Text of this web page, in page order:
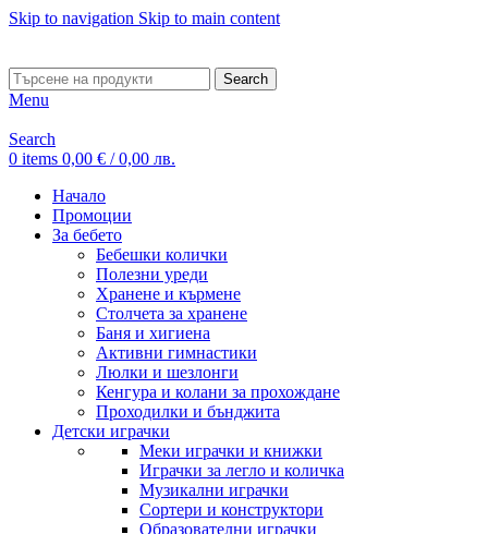
Skip to navigation Skip to main content
Search
Menu
Search
0 items 0,00 € / 0,00 лв.
Начало
Промоции
За бебето
Бебешки колички
Полезни уреди
Хранене и кърмене
Столчета за хранене
Баня и хигиена
Активни гимнастики
Люлки и шезлонги
Кенгура и колани за прохождане
Проходилки и бънджита
Детски играчки
Меки играчки и книжки
Играчки за легло и количка
Музикални играчки
Сортери и конструктори
Образователни играчки